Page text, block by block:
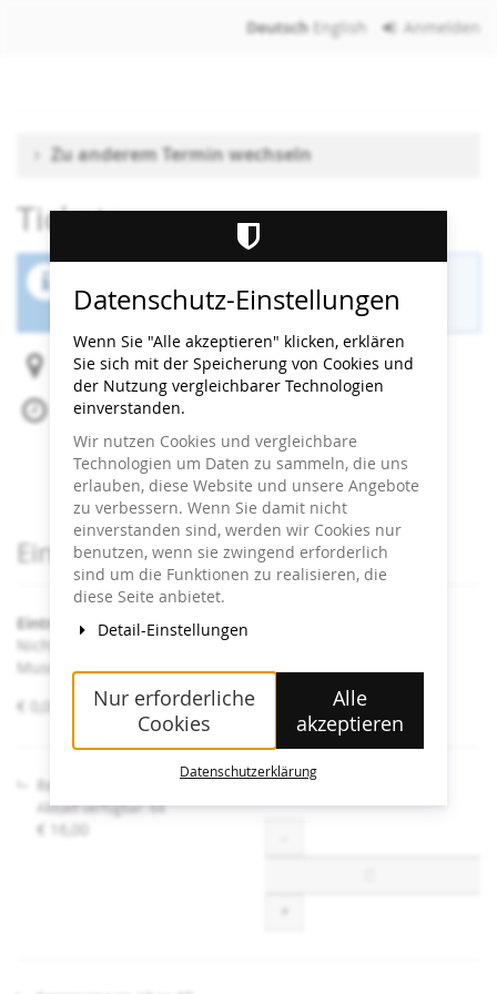
Deutsch English Anmelden
Zu anderem Termin wechseln
Tickets
ist beendet.
Heidi Horten Collection
Mi, 24. September 2025
Beginn:
11:00 Uhr
Ende:11:30Uhr
Zum Kalender hinzufügen
Produkte
Eintrittskarten
Eintritt Heidi Horten Collection
Nicht angeführte Ermäßigungen sind an der Kassa im
Museum erhältlich.
von
€ 0,00 – € 16,00
Regulär
Aktuell verfügbar: 64
€ 16,00
Datenschutz-Einstellungen
Wenn Sie "Alle akzeptieren" klicken, erklären
Sie sich mit der Speicherung von Cookies und
der Nutzung vergleichbarer Technologien
einverstanden.
Wir nutzen Cookies und vergleichbare
Technologien um Daten zu sammeln, die uns
erlauben, diese Website und unsere Angebote
zu verbessern. Wenn Sie damit nicht
einverstanden sind, werden wir Cookies nur
benutzen, wenn sie zwingend erforderlich
sind um die Funktionen zu realisieren, die
diese Seite anbietet.
Detail-Einstellungen
Nur erforderliche
Cookies
Alle
akzeptieren
Datenschutzerklärung